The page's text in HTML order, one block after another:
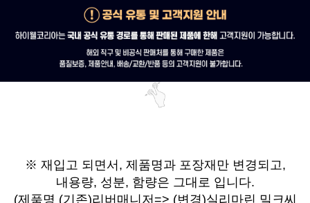
※ 재입고 되면서, 제품명과 포장재만 변경되고,
내용량, 성분, 함량은 그대로 입니다.
(제품명 (기존)리버매니저=> (변경)실리마린 밀크씨